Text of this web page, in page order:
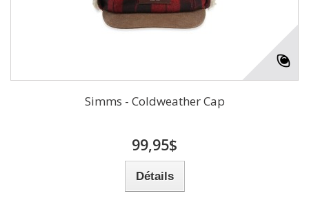
Simms - Coldweather Cap
99,95$
Détails